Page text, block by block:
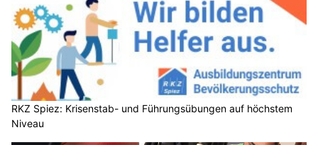
RKZ Spiez: Krisenstab- und Führungsübungen auf höchstem
Niveau